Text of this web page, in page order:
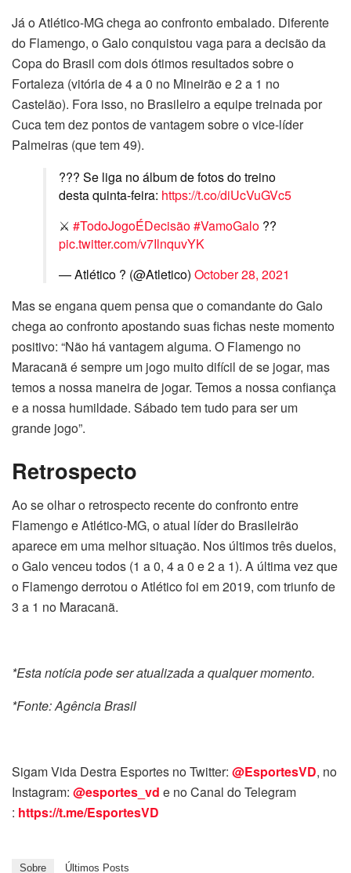
Já o Atlético-MG chega ao confronto embalado. Diferente
do Flamengo, o Galo conquistou vaga para a decisão da
Copa do Brasil com dois ótimos resultados sobre o
Fortaleza (vitória de 4 a 0 no Mineirão e 2 a 1 no
Castelão). Fora isso, no Brasileiro a equipe treinada por
Cuca tem dez pontos de vantagem sobre o vice-líder
Palmeiras (que tem 49).
??? Se liga no álbum de fotos do treino
desta quinta-feira: https://t.co/diUcVuGVc5
⚔ #TodoJogoÉDecisão#VamoGalo ??️
pic.twitter.com/v7IlnquvYK
— Atlético ? (@Atletico) October 28, 2021
Mas se engana quem pensa que o comandante do Galo
chega ao confronto apostando suas fichas neste momento
positivo: “Não há vantagem alguma. O Flamengo no
Maracanã é sempre um jogo muito difícil de se jogar, mas
temos a nossa maneira de jogar. Temos a nossa confiança
e a nossa humildade. Sábado tem tudo para ser um
grande jogo”.
Retrospecto
Ao se olhar o retrospecto recente do confronto entre
Flamengo e Atlético-MG, o atual líder do Brasileirão
aparece em uma melhor situação. Nos últimos três duelos,
o Galo venceu todos (1 a 0, 4 a 0 e 2 a 1). A última vez que
o Flamengo derrotou o Atlético foi em 2019, com triunfo de
3 a 1 no Maracanã.
*Esta notícia pode ser atualizada a qualquer momento.
*Fonte: Agência Brasil
Sigam Vida Destra Esportes no Twitter: @EsportesVD, no
Instagram: @esportes_vd e no Canal do Telegram
: https://t.me/EsportesVD
Sobre Últimos Posts